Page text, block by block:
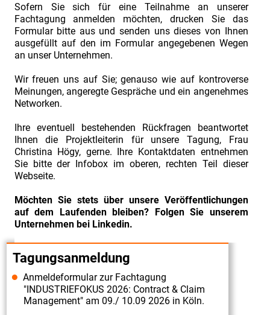
Sofern Sie sich für eine Teilnahme an unserer
Fachtagung anmelden möchten, drucken Sie das
Formular bitte aus und senden uns dieses von Ihnen
ausgefüllt auf den im Formular angegebenen Wegen
an unser Unternehmen.
Wir freuen uns auf Sie; genauso wie auf kontroverse
Meinungen, angeregte Gespräche und ein angenehmes
Networken.
Ihre eventuell bestehenden Rückfragen beantwortet
Ihnen die Projektleiterin für unsere Tagung, Frau
Christina Högy, gerne. Ihre Kontaktdaten entnehmen
Sie bitte der Infobox im oberen, rechten Teil dieser
Webseite.
Möchten Sie stets über unsere Veröffentlichungen
auf dem Laufenden bleiben? Folgen Sie unserem
Unternehmen bei Linkedin.
Tagungsanmeldung
Anmeldeformular zur Fachtagung
"INDUSTRIEFOKUS 2026: Contract & Claim
Management" am 09./ 10.09 2026 in Köln.
02./
03.07.2019".
Vorstellung
Herr
Florian
Fachtagung
„Industriefokus
2019:
Contract
&
Claim
02./
03.07.2019".
Vorstellung